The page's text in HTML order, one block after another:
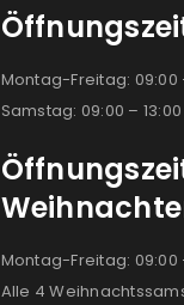
Montag-Freitag: 09:00
Samstag: 09:00 – 13:00
Montag-Freitag: 09:00
Alle 4